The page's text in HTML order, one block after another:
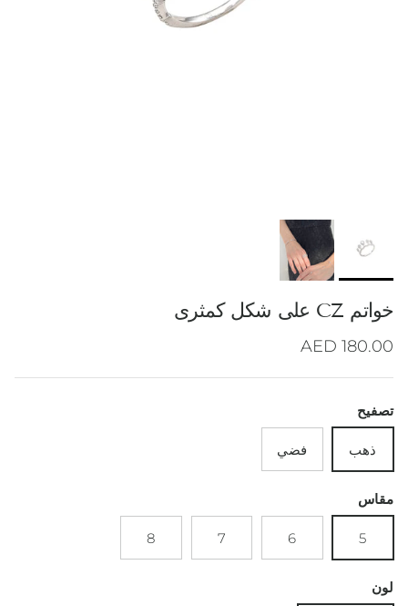
خواتم CZ على شكل كمثرى
Regular price
180.00 AED
تصفيح
ذهب فضي
مقاس
5
6
7
8
لون